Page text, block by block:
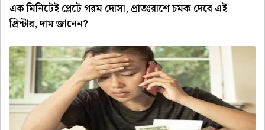
এক মিনিটেই প্লেটে গরম দোসা, প্রাতঃরাশে চমক দেবে এই
প্রিন্টার, দাম জানেন?